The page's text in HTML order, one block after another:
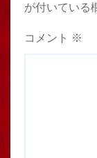
が付いている
コメント ※